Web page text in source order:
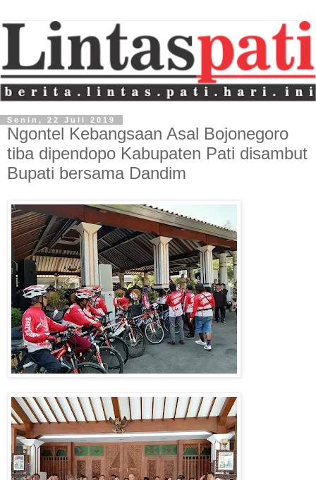
Senin, 22 Juli 2019
Ngontel Kebangsaan Asal Bojonegoro
tiba dipendopo Kabupaten Pati disambut
Bupati bersama Dandim